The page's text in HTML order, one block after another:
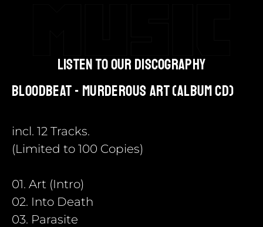
listen to our discography
Bloodbeat - Murderous Art (Album CD)
incl. 12 Tracks.
(Limited to 100 Copies)
01. Art (Intro)
02. Into Death
03. Parasite